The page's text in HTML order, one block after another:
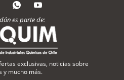
es parte de:
exclusivas, noticias sobre
y mucho más.